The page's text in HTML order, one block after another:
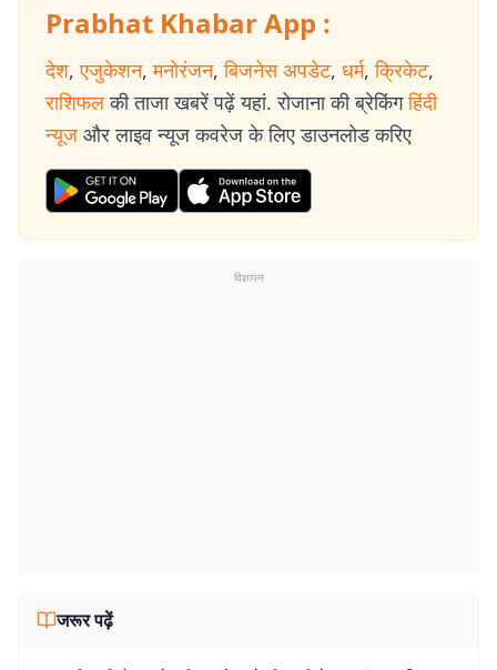
Prabhat Khabar App :
देश, एजुकेशन, मनोरंजन, बिजनेस अपडेट, धर्म, क्रिकेट,
राशिफल की ताजा खबरें पढ़ें यहां. रोजाना की ब्रेकिंग हिंदी
न्यूज और लाइव न्यूज कवरेज के लिए डाउनलोड करिए
विज्ञापन
जरूर पढ़ें